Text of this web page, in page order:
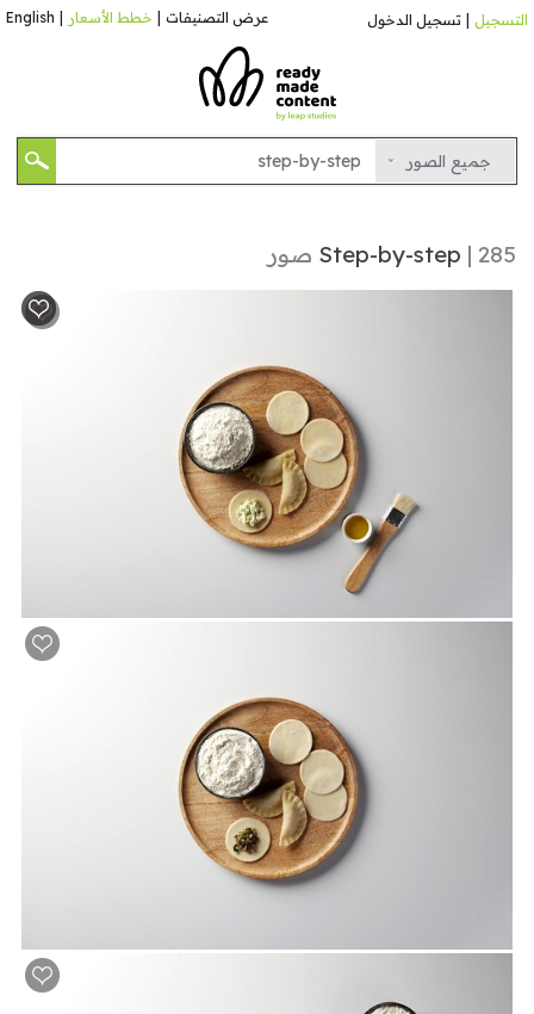
عرض التصنيفات خطط الأسعار English التسجيل تسجيل الدخول
جميع الصور
Step-by-step | 285 صور